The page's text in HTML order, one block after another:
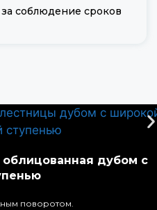
соблюдение сроков
облицованная дубом с
поворотом.